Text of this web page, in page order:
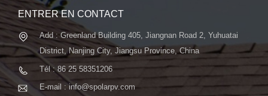
ENTRER EN CONTACT
Add : Greenland Building 405, Jiangnan Road 2, Yuhuatai
District, Nanjing City, Jiangsu Province, China
Tél : 86 25 58351206
E-mail : info@spolarpv.com